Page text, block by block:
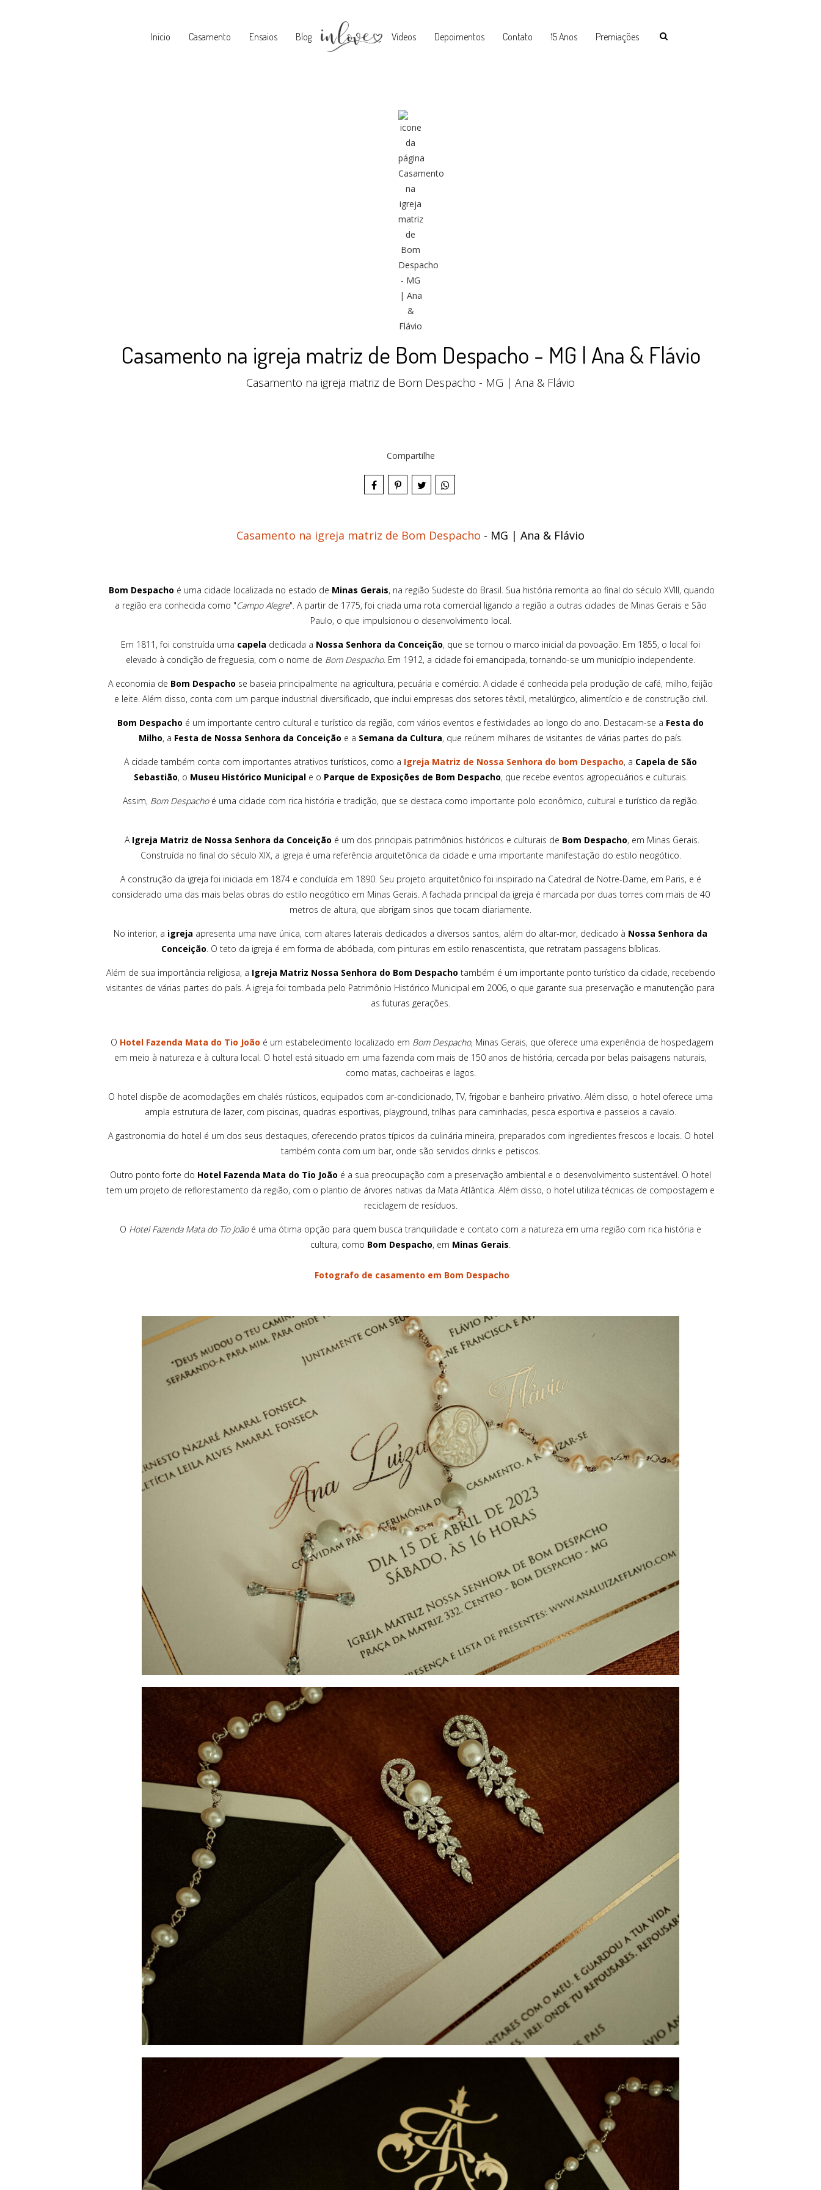
Início Casamento Ensaios Blog Vídeos Depoimentos Contato 15 Anos Premiações
Casamento na igreja matriz de Bom Despacho - MG | Ana & Flávio
Casamento na igreja matriz de Bom Despacho - MG | Ana & Flávio
Compartilhe
Casamento na igreja matriz de Bom Despacho - MG | Ana & Flávio
Bom Despacho é uma cidade localizada no estado de Minas Gerais, na região Sudeste do Brasil. Sua história remonta ao final do século XVIII, quando
a região era conhecida como "Campo Alegre". A partir de 1775, foi criada uma rota comercial ligando a região a outras cidades de Minas Gerais e São
Paulo, o que impulsionou o desenvolvimento local.
Em 1811, foi construída uma capela dedicada a Nossa Senhora da Conceição, que se tornou o marco inicial da povoação. Em 1855, o local foi
elevado à condição de freguesia, com o nome de Bom Despacho. Em 1912, a cidade foi emancipada, tornando-se um município independente.
A economia de Bom Despacho se baseia principalmente na agricultura, pecuária e comércio. A cidade é conhecida pela produção de café, milho, feijão
e leite. Além disso, conta com um parque industrial diversificado, que inclui empresas dos setores têxtil, metalúrgico, alimentício e de construção civil.
Bom Despacho é um importante centro cultural e turístico da região, com vários eventos e festividades ao longo do ano. Destacam-se a Festa do
Milho, a Festa de Nossa Senhora da Conceição e a Semana da Cultura, que reúnem milhares de visitantes de várias partes do país.
A cidade também conta com importantes atrativos turísticos, como a Igreja Matriz de Nossa Senhora do bom Despacho, a Capela de São
Sebastião, o Museu Histórico Municipale o Parque de Exposições de Bom Despacho, que recebe eventos agropecuários e culturais.
Assim, Bom Despachoé uma cidade com rica história e tradição, que se destaca como importante polo econômico, cultural e turístico da região.
A Igreja Matriz de Nossa Senhora da Conceição é um dos principais patrimônios históricos e culturais de Bom Despacho, em Minas Gerais.
Construída no final do século XIX, a igreja é uma referência arquitetônica da cidade e uma importante manifestação do estilo neogótico.
A construção da igreja foi iniciada em 1874 e concluída em 1890. Seu projeto arquitetônico foi inspirado na Catedral de Notre-Dame, em Paris, e é
considerado uma das mais belas obras do estilo neogótico em Minas Gerais. A fachada principal da igreja é marcada por duas torres com mais de 40
metros de altura, que abrigam sinos que tocam diariamente.
No interior, a igreja apresenta uma nave única, com altares laterais dedicados a diversos santos, além do altar-mor, dedicado à Nossa Senhora da
Conceição. O teto da igreja é em forma de abóbada, com pinturas em estilo renascentista, que retratam passagens bíblicas.
Além de sua importância religiosa, a Igreja Matriz Nossa Senhora do Bom Despacho também é um importante ponto turístico da cidade, recebendo
visitantes de várias partes do país. A igreja foi tombada pelo Patrimônio Histórico Municipal em 2006, o que garante sua preservação e manutenção para
as futuras gerações.
O Hotel Fazenda Mata do Tio João é um estabelecimento localizado em Bom Despacho, Minas Gerais, que oferece uma experiência de hospedagem
em meio à natureza e à cultura local. O hotel está situado em uma fazenda com mais de 150 anos de história, cercada por belas paisagens naturais,
como matas, cachoeiras e lagos.
O hotel dispõe de acomodações em chalés rústicos, equipados com ar-condicionado, TV, frigobar e banheiro privativo. Além disso, o hotel oferece uma
ampla estrutura de lazer, com piscinas, quadras esportivas, playground, trilhas para caminhadas, pesca esportiva e passeios a cavalo.
A gastronomia do hotel é um dos seus destaques, oferecendo pratos típicos da culinária mineira, preparados com ingredientes frescos e locais. O hotel
também conta com um bar, onde são servidos drinks e petiscos.
Outro ponto forte do Hotel Fazenda Mata do Tio João é a sua preocupação com a preservação ambiental e o desenvolvimento sustentável. O hotel
tem um projeto de reflorestamento da região, com o plantio de árvores nativas da Mata Atlântica. Além disso, o hotel utiliza técnicas de compostagem e
reciclagem de resíduos.
O Hotel Fazenda Mata do Tio Joãoé uma ótima opção para quem busca tranquilidade e contato com a natureza em uma região com rica história e
cultura, como Bom Despacho, em Minas Gerais.
Fotografo de casamento em Bom Despacho